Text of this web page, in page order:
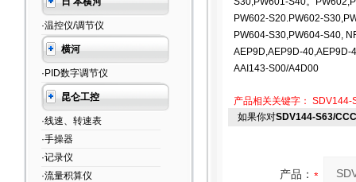
·温控仪/调节仪
横河
·PID数字调节仪
昆仑工控
·线速、转速表
·手操器
·记录仪
·流量积算仪
PW602-S20.PW602-
PW604-S30,PW604-S40,
AEP9D,AEP9D-40,AEP9D-
AAI143-S00/A4D00
产品相关关键字： SDV144-
如果你对SDV144-S63/
产品：